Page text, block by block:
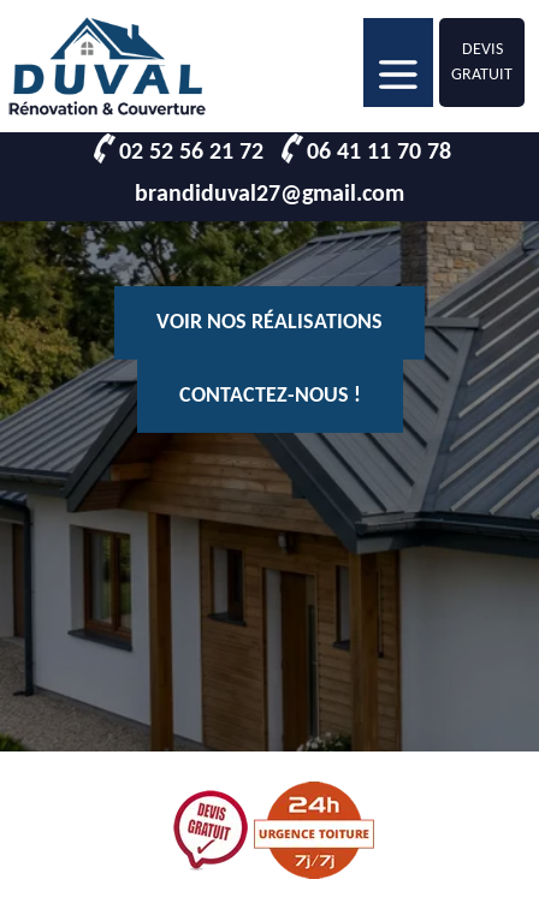
DEVIS
GRATUIT
02 52 56 21 72
06 41 11 70 78
brandiduval27@gmail.com
VOIR NOS RÉALISATIONS
CONTACTEZ-NOUS !